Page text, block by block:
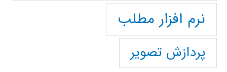
نرم افزار مطلب
پردازش تصویر